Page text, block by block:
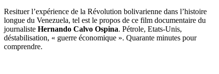
Resituer l’expérience de la Révolution bolivarienne dans l’histoire
longue du Venezuela, tel est le propos de ce film documentaire du
journaliste Hernando Calvo Ospina. Pétrole, Etats-Unis,
déstabilisation, « guerre économique ». Quarante minutes pour
comprendre.